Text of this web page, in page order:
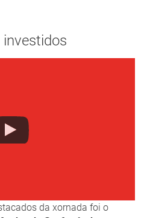
da xornada foi o